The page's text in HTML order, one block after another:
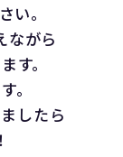
い。
ながら
す。
。
したら